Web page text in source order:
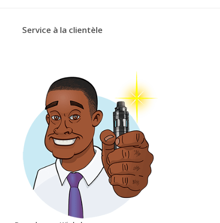
Service à la clientèle